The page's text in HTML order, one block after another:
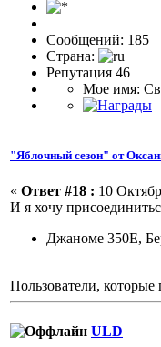
Сообщений: 185
Страна:
Репутация 46
Мое имя:
"Яблочный сезон" от
« Ответ #18 : 10
И я хочу
Джаноме 350Е,
Пользователи, которые
ULD